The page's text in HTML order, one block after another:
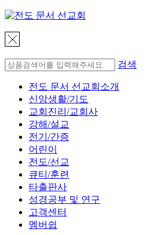
검색
전도 문서 선교회소개
신앙생활/기도
교회진리/교회사
강해/설교
전기/간증
어린이
전도/선교
큐티/훈련
타출판사
성경공부 및 연구
고객센터
멤버쉽